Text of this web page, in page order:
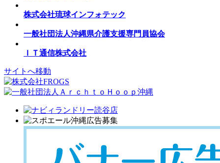
株式会社琉球インフォテック
一般社団法人沖縄県介護支援専門員協会
ＩＴ通信株式会社
サイトへ移動